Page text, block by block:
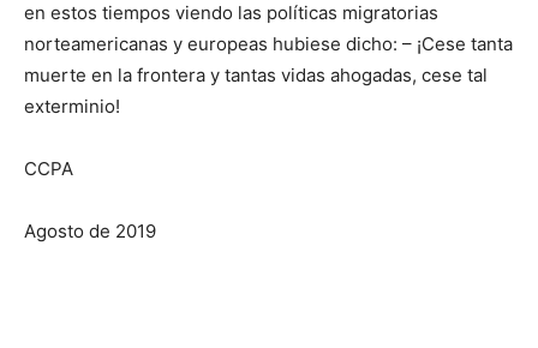
en estos tiempos viendo las políticas migratorias
norteamericanas y europeas hubiese dicho: – ¡Cese tanta
muerte en la frontera y tantas vidas ahogadas, cese tal
exterminio!
CCPA
Agosto de 2019